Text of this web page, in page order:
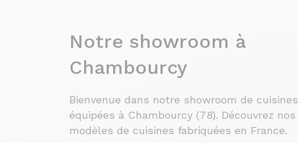
Notre showroom à
Chambourcy
Bienvenue dans notre showroom de cuisines
équipées à Chambourcy (78). Découvrez nos
modèles de cuisines fabriquées en France.